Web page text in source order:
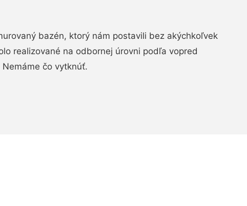
bazén, ktorý nám postavili bez akýchkoľvek
realizované na odbornej úrovni podľa vopred
čo vytknúť.